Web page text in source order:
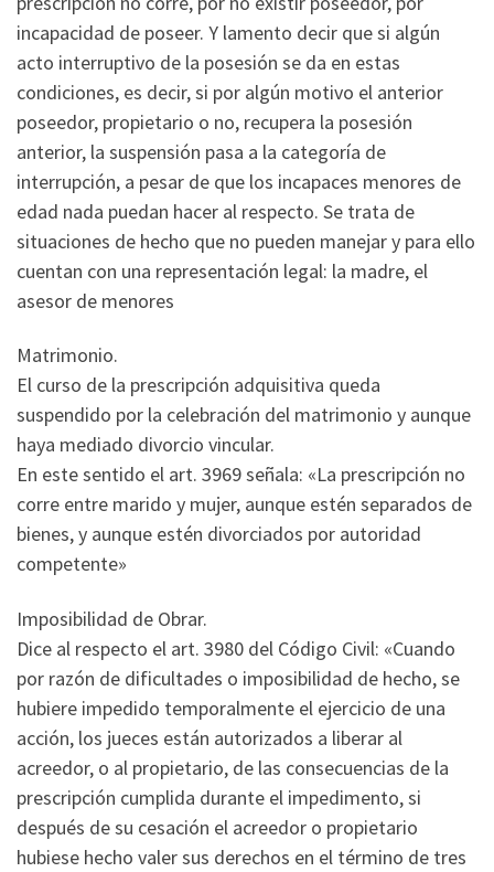
incapacidad de poseer. Y lamento decir que si algún
acto interruptivo de la posesión se da en estas
condiciones, es decir, si por algún motivo el anterior
poseedor, propietario o no, recupera la posesión
anterior, la suspensión pasa a la categoría de
interrupción, a pesar de que los incapaces menores de
edad nada puedan hacer al respecto. Se trata de
situaciones de hecho que no pueden manejar y para ello
cuentan con una representación legal: la madre, el
asesor de menores
Matrimonio.
El curso de la prescripción adquisitiva queda
suspendido por la celebración del matrimonio y aunque
haya mediado divorcio vincular.
En este sentido el art. 3969 señala: «La prescripción no
corre entre marido y mujer, aunque estén separados de
bienes, y aunque estén divorciados por autoridad
competente»
Imposibilidad de Obrar.
Dice al respecto el art. 3980 del Código Civil: «Cuando
por razón de dificultades o imposibilidad de hecho, se
hubiere impedido temporalmente el ejercicio de una
acción, los jueces están autorizados a liberar al
acreedor, o al propietario, de las consecuencias de la
prescripción cumplida durante el impedimento, si
después de su cesación el acreedor o propietario
hubiese hecho valer sus derechos en el término de tres